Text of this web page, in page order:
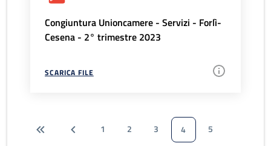
Congiuntura Unioncamere - Servizi - Forlì-
Cesena - 2° trimestre 2023
SCARICA FILE
1 2 3 4
5